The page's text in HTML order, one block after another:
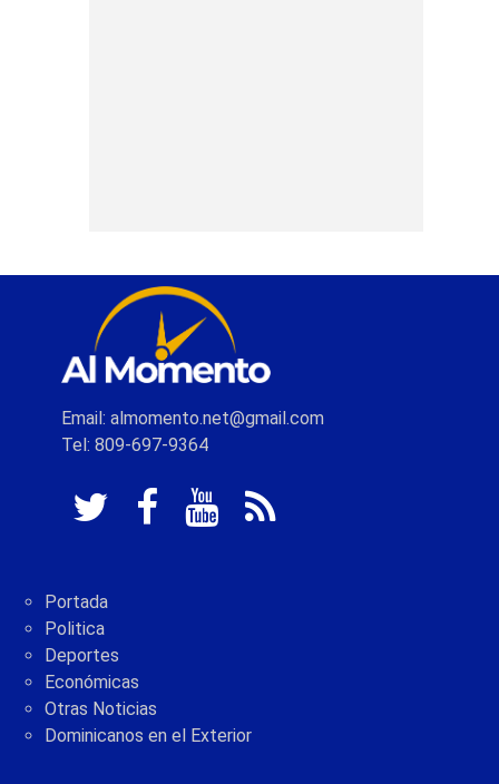
Email: almomento.net@gmail.com
Tel: 809-697-9364
Portada
Politica
Deportes
Económicas
Otras Noticias
Dominicanos en el Exterior